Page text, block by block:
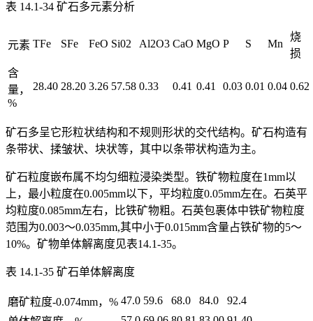
表 14.1-34 矿石多元素分析
元素 TFe SFe FeO Si02 Al2O3 CaO MgO P S Mn
烧
损
含
量，
%
28.40 28.20 3.26 57.58 0.33 0.41 0.41 0.03 0.01 0.04 0.62
矿石多呈它形粒状结构和不规则形状的交代结构。矿石构造有
条带状、揉皱状、块状等，其中以条带状构造为主。
矿石粒度嵌布属不均匀细粒浸染类型。铁矿物粒度在1mm以
上，最小粒度在0.005mm以下，平均粒度0.05mm左在。石英平
均粒度0.085mm左右，比铁矿物粗。石英包裹体中铁矿物粒度
范围为0.003〜0.035mm,其中小于0.015mm含量占铁矿物的5〜
10%。矿物单体解离度见表14.1-35。
表 14.1-35 矿石单体解离度
磨矿粒度-0.074mm，% 47.0 59.6 68.0 84.0
92.4